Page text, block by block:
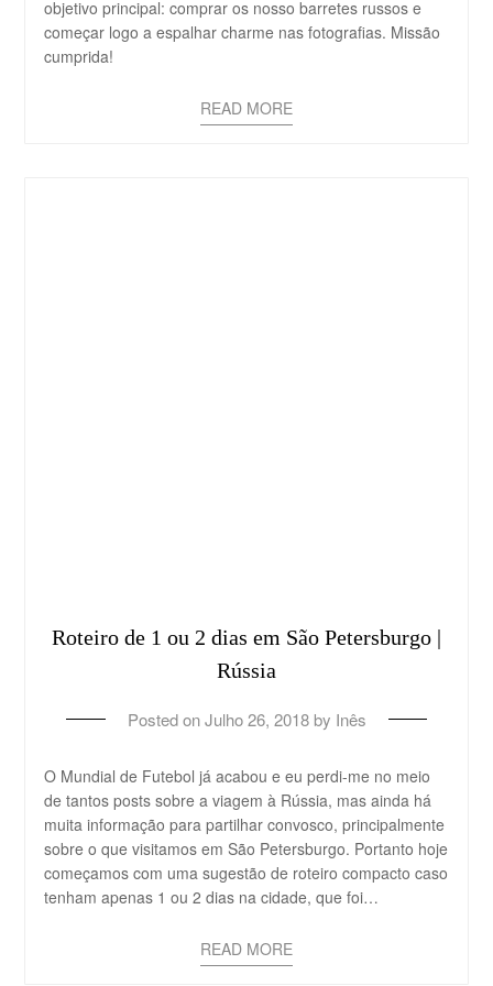
objetivo principal: comprar os nosso barretes russos e
começar logo a espalhar charme nas fotografias. Missão
cumprida!
READ MORE
Roteiro de 1 ou 2 dias em São Petersburgo |
Rússia
Posted onJulho 26, 2018by Inês
O Mundial de Futebol já acabou e eu perdi-me no meio
de tantos posts sobre a viagem à Rússia, mas ainda há
muita informação para partilhar convosco, principalmente
sobre o que visitamos em São Petersburgo. Portanto hoje
começamos com uma sugestão de roteiro compacto caso
tenham apenas 1 ou 2 dias na cidade, que foi…
READ MORE